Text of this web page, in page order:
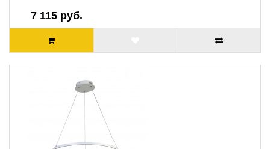
7 115 руб.